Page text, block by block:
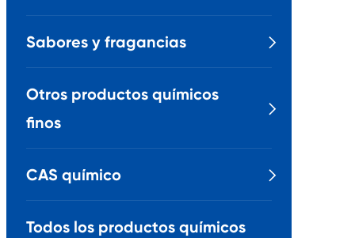
Sabores y fragancias 
Otros productos químicos
finos

CAS químico 
Todos los productos químicos